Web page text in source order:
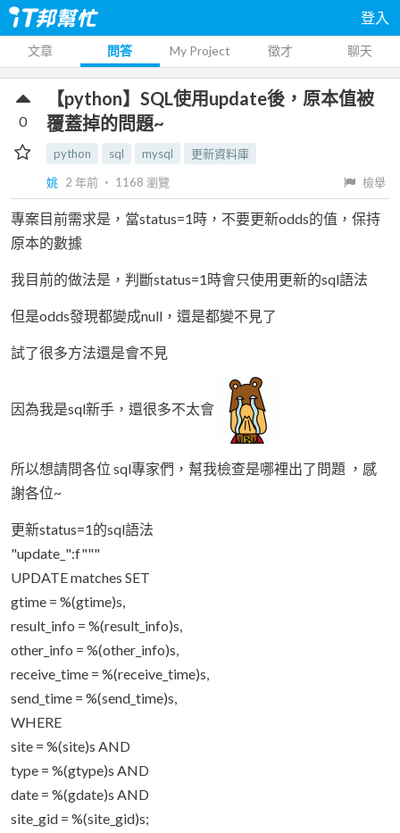
登入
文章 問答 My Project 徵才 聊天
【python】SQL使用update後，原本值被
覆蓋掉的問題~
python sql mysql
更新資料庫
姚 2 年前 ‧ 1168 瀏覽 檢舉
0
專案目前需求是，當status=1時，不要更新odds的值，保持
原本的數據
我目前的做法是，判斷status=1時會只使用更新的sql語法
但是odds發現都變成null，還是都變不見了
試了很多方法還是會不見
因為我是sql新手，還很多不太會
所以想請問各位 sql專家們，幫我檢查是哪裡出了問題 ，感
謝各位~
更新status=1的sql語法
"update_":f"""
UPDATE matches SET
gtime = %(gtime)s,
result_info = %(result_info)s,
other_info = %(other_info)s,
receive_time = %(receive_time)s,
send_time = %(send_time)s,
WHERE
site = %(site)s AND
type = %(gtype)s AND
date = %(gdate)s AND
site_gid = %(site_gid)s;